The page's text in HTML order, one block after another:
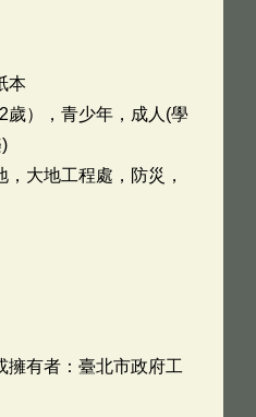
本
歲），青少年，成人(學
大地工程處，防災，
擁有者：臺北市政府工